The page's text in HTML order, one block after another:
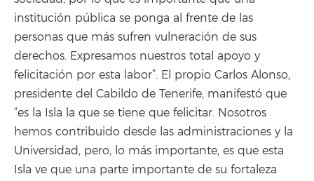
institución pública se ponga al frente de las
personas que más sufren vulneración de sus
derechos. Expresamos nuestros total apoyo y
felicitación por esta labor”. El propio Carlos Alonso,
presidente del Cabildo de Tenerife, manifestó que
“es la Isla la que se tiene que felicitar. Nosotros
hemos contribuido desde las administraciones y la
Universidad, pero, lo más importante, es que esta
Isla ve que una parte importante de su fortaleza